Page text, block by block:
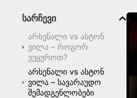
სარჩევი
არსენალი vs ასტონ
ვილა – როგორ
ვუყუროთ?
არსენალი vs ასტონ
ვილა – სავარაუდო
შემადგენლობები